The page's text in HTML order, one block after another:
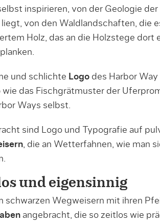
inspirieren, von der Geologie
liegt, von den Waldlandschaften, die
Holz, das an die Holzstege dort
und schlichte Logodes Harbor Way
wie das Fischgrätmuster der
Ways selbst.
sind Logo und Typografie auf
, die an Wetterfahnen, wie man
und eigensinnig
schwarzen Wegweisern mit ihren
angebracht, die so zeitlos wie